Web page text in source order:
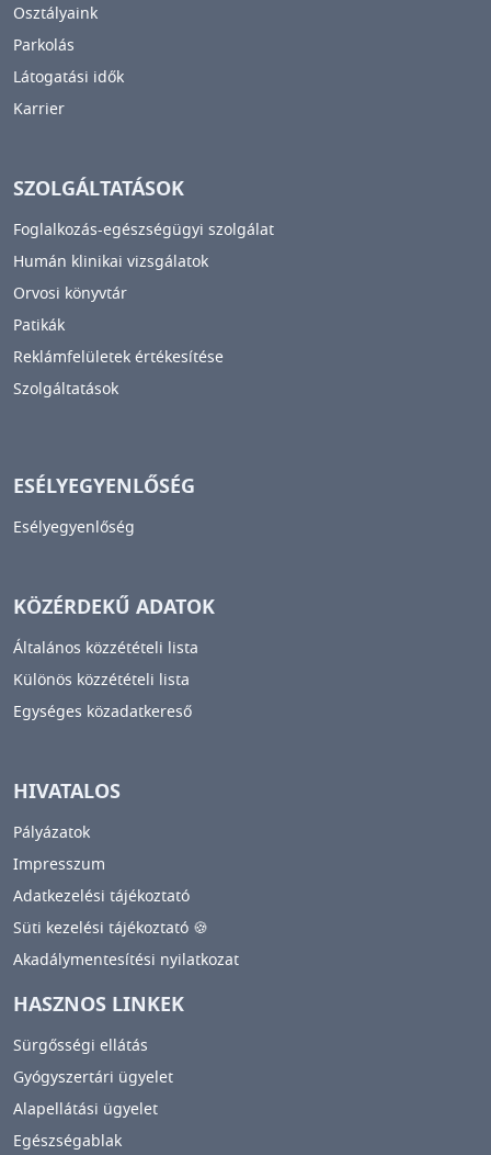
Osztályaink
Parkolás
Látogatási idők
Karrier
SZOLGÁLTATÁSOK
Foglalkozás-egészségügyi szolgálat
Humán klinikai vizsgálatok
Orvosi könyvtár
Patikák
Reklámfelületek értékesítése
Szolgáltatások
ESÉLYEGYENLŐSÉG
Esélyegyenlőség
KÖZÉRDEKŰ ADATOK
Általános közzétételi lista
Különös közzétételi lista
Egységes közadatkereső
HIVATALOS
Pályázatok
Impresszum
Adatkezelési tájékoztató
Süti kezelési tájékoztató 🍪
Akadálymentesítési nyilatkozat
HASZNOS LINKEK
Sürgősségi ellátás
Gyógyszertári ügyelet
Alapellátási ügyelet
Egészségablak